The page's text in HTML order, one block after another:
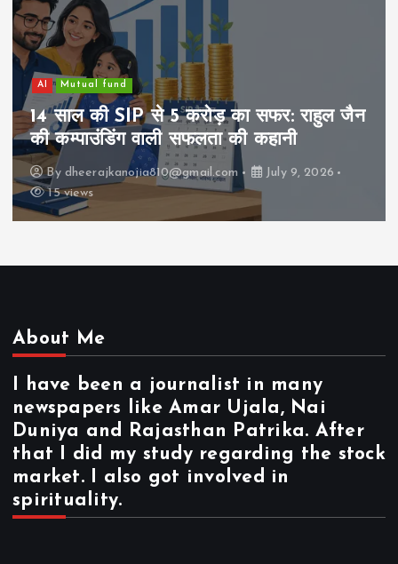
Family
मैं youtube वीडियो देखकर क्या सोचता हूँ
By dheerajkanojia810@gmail.com
July 8, 2026
23 views
About Me
I have been a journalist in many
newspapers like Amar Ujala, Nai
Duniya and Rajasthan Patrika. After
that I did my study regarding the stock
market. I also got involved in
spirituality.